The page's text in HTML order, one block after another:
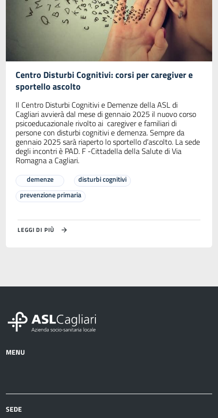
Centro Disturbi Cognitivi: corsi per caregiver e
sportello ascolto
Il Centro Disturbi Cognitivi e Demenze della ASL di
Cagliari avvierà dal mese di gennaio 2025 il nuovo corso
psicoeducazionale rivolto ai caregiver e familiari di
persone con disturbi cognitivi e demenza. Sempre da
gennaio 2025 sarà riaperto lo sportello d’ascolto. La sede
degli incontri è PAD. F -Cittadella della Salute di Via
Romagna a Cagliari.
demenze
disturbi cognitivi
prevenzione primaria
LEGGI DI PIÙ
MENU
sanitarie
fare
SEDE